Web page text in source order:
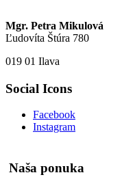
Mgr. Petra Mikulová
Ľudovíta Štúra 780
019 01 Ilava
Social Icons
Facebook
Instagram
Naša ponuka